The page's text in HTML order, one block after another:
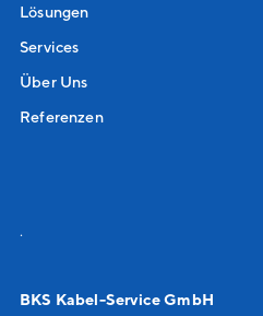
Lösungen
Services
Über Uns
Referenzen
.
BKS Kabel-Service GmbH